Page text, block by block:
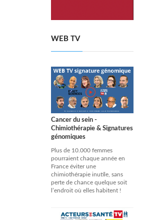
WEB TV
Cancer du sein -
Chimiothérapie & Signatures
génomiques
Plus de 10.000 femmes
pourraient chaque année en
France éviter une
chimiothérapie inutile, sans
perte de chance quelque soit
l’endroit où elles habitent !